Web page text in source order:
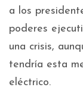
a los
poderes
una crisis,
tendría esta
eléctrico.